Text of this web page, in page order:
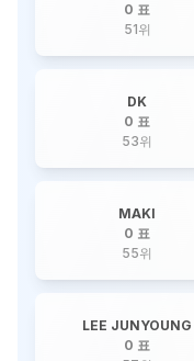
0 표
51위
DK
0 표
53위
MAKI
0 표
55위
LEE JUNYOUNG
0 표